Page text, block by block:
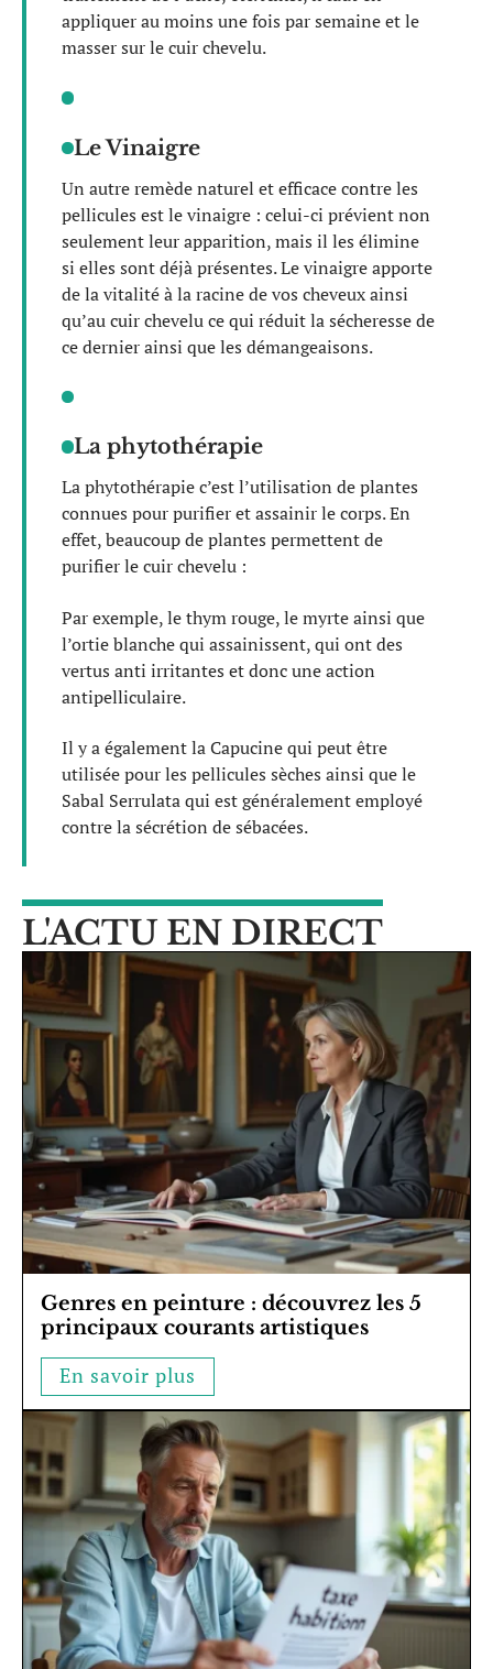
appliquer au moins une fois par semaine et le
masser sur le cuir chevelu.
Le Vinaigre
Un autre remède naturel et efficace contre les
pellicules est le vinaigre : celui-ci prévient non
seulement leur apparition, mais il les élimine
si elles sont déjà présentes. Le vinaigre apporte
de la vitalité à la racine de vos cheveux ainsi
qu’au cuir chevelu ce qui réduit la sécheresse de
ce dernier ainsi que les démangeaisons.
La phytothérapie
La phytothérapie c’est l’utilisation de plantes
connues pour purifier et assainir le corps. En
effet, beaucoup de plantes permettent de
purifier le cuir chevelu :
Par exemple, le thym rouge, le myrte ainsi que
l’ortie blanche qui assainissent, qui ont des
vertus anti irritantes et donc une action
antipelliculaire.
Il y a également la Capucine qui peut être
utilisée pour les pellicules sèches ainsi que le
Sabal Serrulata qui est généralement employé
contre la sécrétion de sébacées.
L'ACTU EN DIRECT
Genres en peinture : découvrez les 5
principaux courants artistiques
En savoir plus